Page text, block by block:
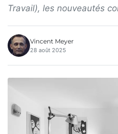
Travail), les nouveautés
Vincent Meyer
28 août 2025